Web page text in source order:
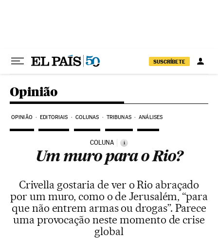
SUSCRÍBETE
Opinião
OPINIÃO EDITORIAIS COLUNAS TRIBUNAS ANÁLISES
COLUNA i
Um muro para o Rio?
Crivella gostaria de ver o Rio abraçado
por um muro, como o de Jerusalém, “para
que não entrem armas ou drogas”. Parece
uma provocação neste momento de crise
global